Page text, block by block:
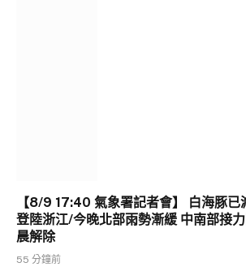
【8/9 17:40 氣象署記者會】 白海豚已
登陸浙江/今晚北部雨勢漸緩 中南部接
晨解除
55 分鐘前